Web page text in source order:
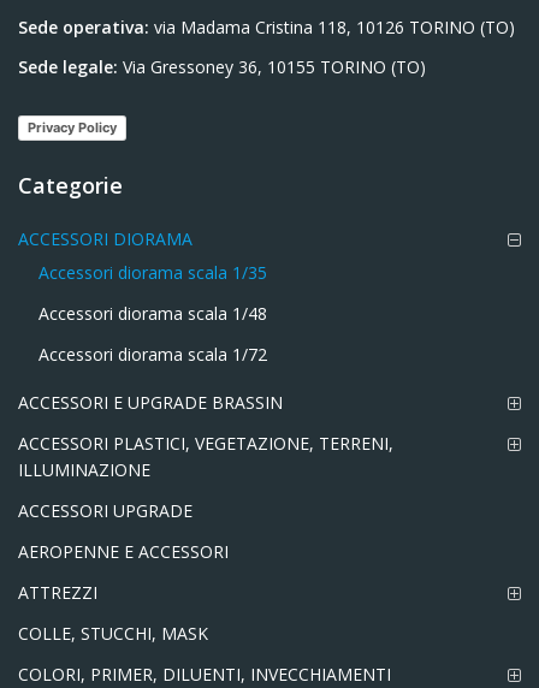
Sede operativa: via Madama Cristina 118, 10126 TORINO (TO)
Sede legale: Via Gressoney 36, 10155 TORINO (TO)
Privacy Policy
Categorie
ACCESSORI DIORAMA
Accessori diorama scala 1/35
Accessori diorama scala 1/48
Accessori diorama scala 1/72
ACCESSORI E UPGRADE BRASSIN
ACCESSORI PLASTICI, VEGETAZIONE, TERRENI,
ILLUMINAZIONE
ACCESSORI UPGRADE
AEROPENNE E ACCESSORI
ATTREZZI
COLLE, STUCCHI, MASK
COLORI, PRIMER, DILUENTI, INVECCHIAMENTI